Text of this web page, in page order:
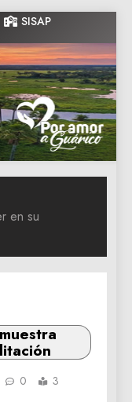
SISAP
de Guarico
en su
0
3